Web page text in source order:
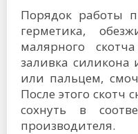
Порядок работы
герметика,
малярного
заливка силикона
или пальцем,
После этого скотч
сохнуть в
производителя.